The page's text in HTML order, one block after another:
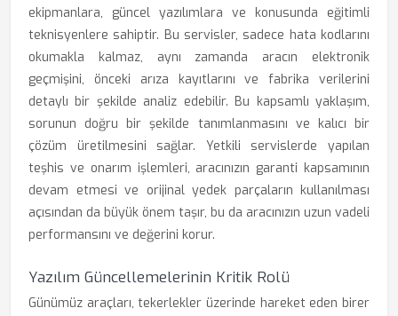
ekipmanlara, güncel yazılımlara ve konusunda eğitimli
teknisyenlere sahiptir. Bu servisler, sadece hata kodlarını
okumakla kalmaz, aynı zamanda aracın elektronik
geçmişini, önceki arıza kayıtlarını ve fabrika verilerini
detaylı bir şekilde analiz edebilir. Bu kapsamlı yaklaşım,
sorunun doğru bir şekilde tanımlanmasını ve kalıcı bir
çözüm üretilmesini sağlar. Yetkili servislerde yapılan
teşhis ve onarım işlemleri, aracınızın garanti kapsamının
devam etmesi ve orijinal yedek parçaların kullanılması
açısından da büyük önem taşır, bu da aracınızın uzun vadeli
performansını ve değerini korur.
Yazılım Güncellemelerinin Kritik Rolü
Günümüz araçları, tekerlekler üzerinde hareket eden birer